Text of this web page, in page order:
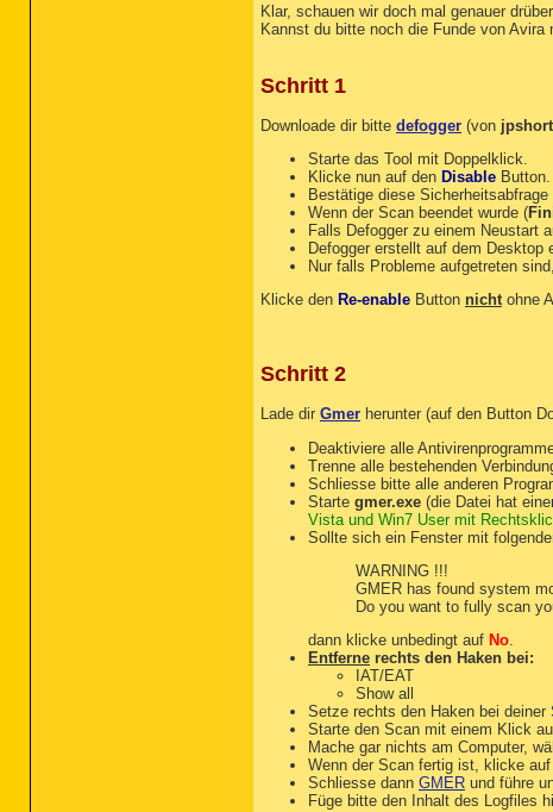
Klar, schauen wir doch mal genauer drüber.
Kannst du bitte noch die Funde von
Schritt 1
Downloade dir bitte defogger (von
Starte das Tool mit Doppelklick.
Klicke nun auf den Disable Button.
Bestätige diese Sicherheitsabfrage
Wenn der Scan beendet wurde (
Falls Defogger zu einem Neustart
Defogger erstellt auf dem Desktop
Nur falls Probleme aufgetreten
Klicke den Re-enable Button nichtohne
Schritt 2
Lade dir Gmer herunter (auf den Button
Deaktiviere alle
Trenne alle bestehenden
Schliesse bitte alle anderen
Starte gmer.exe (die Datei hat
Vista und Win7 User mit
Sollte sich ein Fenster mit
WARNING !!!
GMER has found system
Do you want to fully scan
dann klicke unbedingt auf No.
Entferne rechts den Haken bei:
IAT/EAT
Show all
Setze rechts den Haken bei
Starte den Scan mit einem Klick
Mache gar nichts am Computer,
Wenn der Scan fertig ist, klicke auf
Schliesse dann GMER und führe
Füge bitte den Inhalt des Logfiles